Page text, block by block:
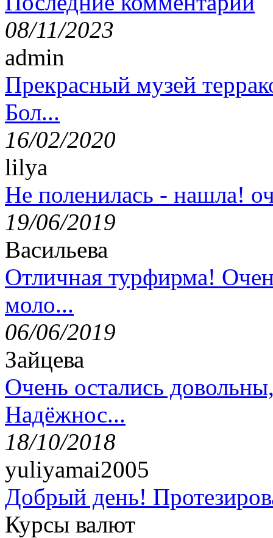
08/11/2023
admin
Прекрасный музей
Бол...
16/02/2020
lilya
Не поленилась - нашла!
19/06/2019
Васильева
Отличная турфирма!
моло...
06/06/2019
Зайцева
Очень остались
Надёжнос...
18/10/2018
yuliyamai2005
Добрый день!
Курсы валют